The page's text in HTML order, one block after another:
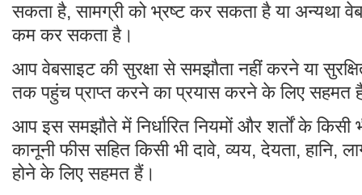
सकता है, सामग्री को भ्रष्ट कर सकता है या अन्यथा
कम कर सकता है।
आप वेबसाइट की सुरक्षा से समझौता नहीं करने या
तक पहुंच प्राप्त करने का प्रयास करने के लिए सहमत
आप इस समझौते में निर्धारित नियमों और शर्तों के किसी
कानूनी फीस सहित किसी भी दावे, व्यय, देयता, हानि,
होने के लिए सहमत हैं।